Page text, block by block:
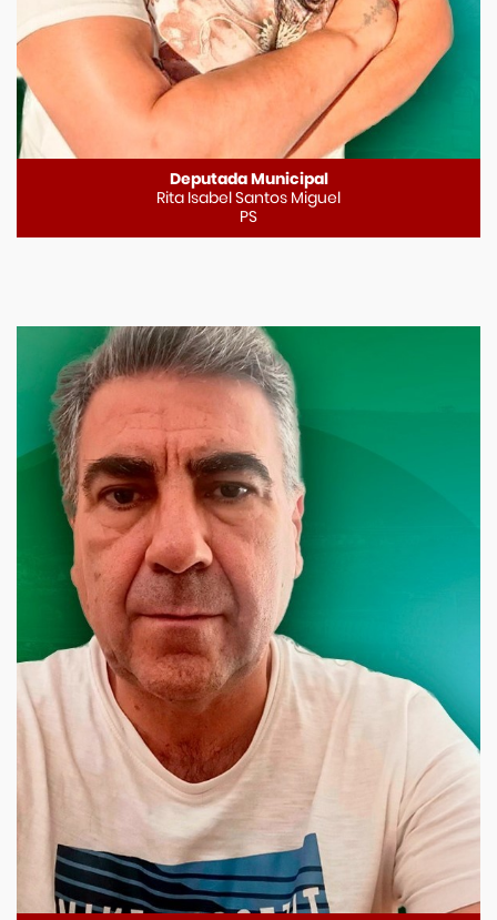
Deputada Municipal
Rita Isabel Santos Miguel
PS